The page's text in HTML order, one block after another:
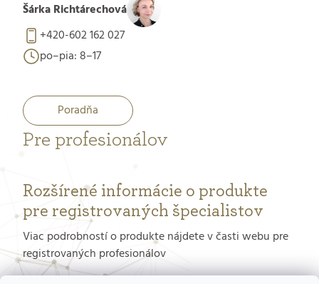
Šárka Richtárechová
+420-602 162 027
po–pia: 8–17
Poradňa
Pre profesionálov
Rozšírené informácie o produkte
pre registrovaných špecialistov
Viac podrobností o produkte nájdete v časti webu pre
registrovaných profesionálov